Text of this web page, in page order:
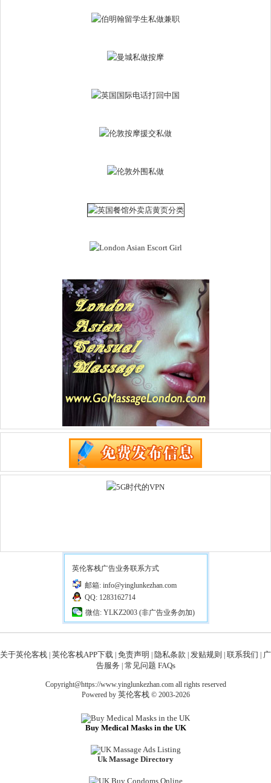
英伦客栈广告业务联系方式
邮箱: info@yinglunkezhan.com
QQ: 1283162714
微信: YLKZ2003 (非广告业务勿加)
关于英伦客栈 英伦客栈APP下载 免责声明 隐私条款 发贴规则 联系我们
广
告服务 常见问题 FAQs
Copyright@https://www.yinglunkezhan.com all rights reserved
Powered by 英伦客栈 © 2003-2026
Buy Medical Masks in the UK
Uk Massage Directory